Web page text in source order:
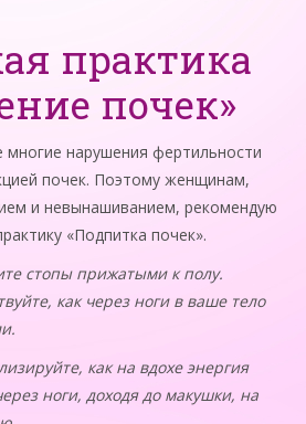
практика
почек»
многие нарушения фертильности
почек. Поэтому женщинам,
и невынашиванием, рекомендую
«Подпитка почек».
стопы прижатыми к полу.
как через ноги в ваше тело
как на вдохе энергия
ноги, доходя до макушки, на